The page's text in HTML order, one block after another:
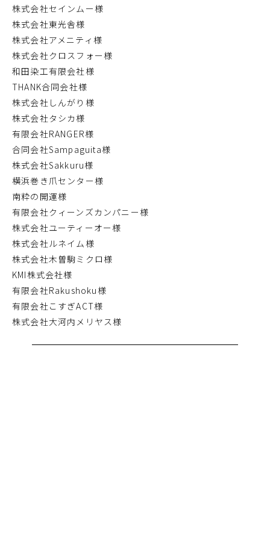
株式会社セインムー様
株式会社東光舎様
株式会社アメニティ様
株式会社クロスフォー様
和田染工有限会社様
THANK合同会社様
株式会社しんがり様
株式会社タシカ様
有限会社RANGER様
合同会社Sampaguita様
株式会社Sakkuru様
横浜巻き爪センター様
南粋の開運様
有限会社クィーンズカンパニー様
株式会社ユーティーオー様
株式会社ルネイム様
株式会社木曽駒ミクロ様
KMI株式会社様
有限会社Rakushoku様
有限会社こすぎACT様
株式会社大河内メリヤス様